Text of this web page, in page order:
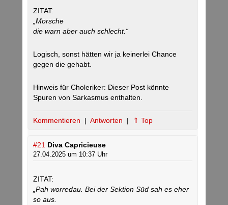
ZITAT:
„Morsche
die warn aber auch schlecht.“
Logisch, sonst hätten wir ja keinerlei Chance
gegen die gehabt.
Hinweis für Choleriker: Dieser Post könnte
Spuren von Sarkasmus enthalten.
Kommentieren | Antworten | ⇑ Top
#21 Diva Capricieuse
27.04.2025 um 10:37 Uhr
ZITAT:
„Pah worredau. Bei der Sektion Süd sah es eher
so aus.